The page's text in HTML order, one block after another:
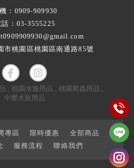
：0909-909930
話：03-3555225
市桃園區桃園區南通路85號
桃園水族用品
桃園爬蟲用品
中壢水族用品
專區 限時優惠
全部商品
服務流程 聯絡我們